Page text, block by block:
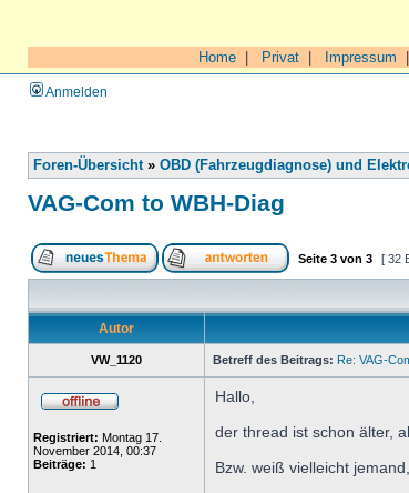
Home Privat Impressum
Anmelden
Foren-Übersicht» OBD (Fahrzeugdiagnose) und
VAG-Com to WBH-Diag
Seite 3 von 3 [ 32
Autor
VW_1120 Betreff des Beitrags: Re: VAG-
Registriert: Montag 17.
November 2014, 00:37
Beiträge: 1
Hallo,
der thread ist schon älter,
Bzw. weiß vielleicht